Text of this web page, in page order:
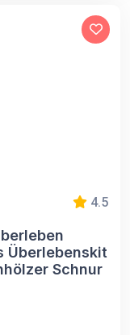
4.5
Überlebenskit
Schnur